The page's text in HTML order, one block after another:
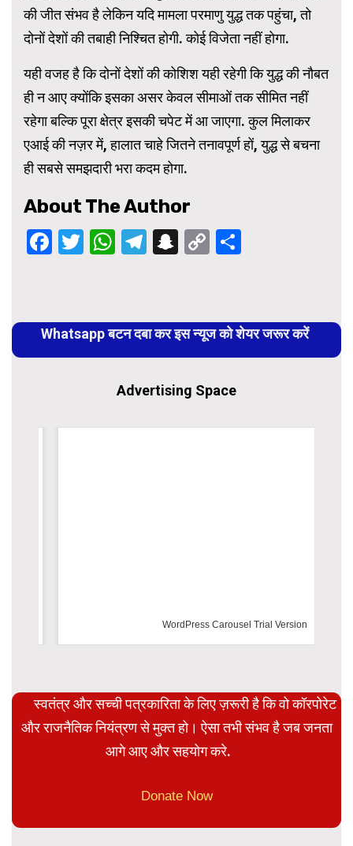
की जीत संभव है लेकिन यदि मामला परमाणु युद्ध तक पहुंचा, तो
दोनों देशों की तबाही निश्चित होगी. कोई विजेता नहीं होगा.
यही वजह है कि दोनों देशों की कोशिश यही रहेगी कि युद्ध की नौबत
ही न आए क्योंकि इसका असर केवल सीमाओं तक सीमित नहीं
रहेगा बल्कि पूरा क्षेत्र इसकी चपेट में आ जाएगा. कुल मिलाकर
एआई की नज़र में, हालात चाहे जितने तनावपूर्ण हों, युद्ध से बचना
ही सबसे समझदारी भरा कदम होगा.
About The Author
Facebook
Twitter
WhatsApp
Telegram
Snapchat
Copy
Reading
Whatsapp बटन दबा कर इस न्यूज को शेयर जरूर करें
Advertising Space
WordPress Carousel Trial Version
स्वतंत्र और सच्ची पत्रकारिता के लिए ज़रूरी है कि वो कॉरपोरेट
और राजनैतिक नियंत्रण से मुक्त हो। ऐसा तभी संभव है जब जनता
आगे आए और सहयोग करे.
Donate Now